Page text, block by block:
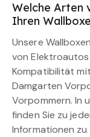
Welche Arten
Ihren
Unsere
von
Kompatibilität
Damgarten
Vorpommern. In
finden Sie zu
Informationen